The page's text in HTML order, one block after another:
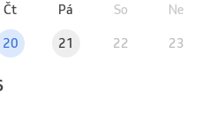
Čt Pá So Ne
20 21 22 23